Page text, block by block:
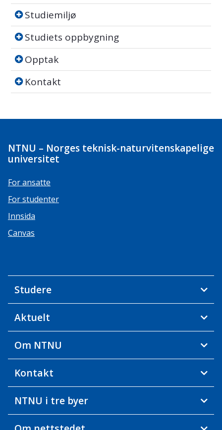
Studiemiljø
Studiemiljø
Studiets oppbygning
Studiets oppbygning
Opptak
Opptak
Kontakt
Kontakt
NTNU – Norges teknisk-naturvitenskapelige
universitet
For ansatte
For studenter
Innsida
Canvas
Studere
Aktuelt
Om NTNU
Kontakt
NTNU i tre byer